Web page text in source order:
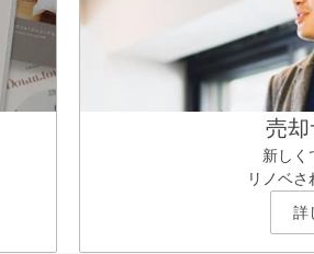
売
新しく
リノベ
詳